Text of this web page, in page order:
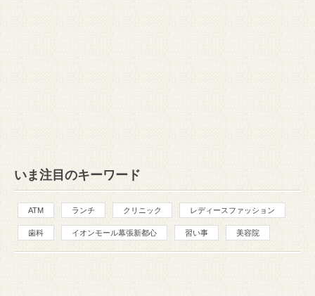
いま注目のキーワード
ATM ランチ クリニック レディースファッション
歯科 イオンモール幕張新都心 習い事 美容院